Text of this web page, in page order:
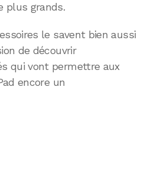
plus grands.
le savent bien aussi
de découvrir
qui vont permettre aux
encore un